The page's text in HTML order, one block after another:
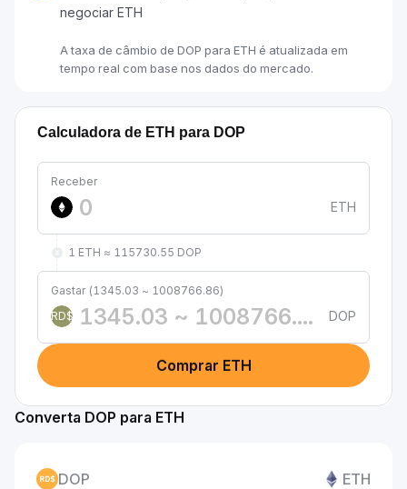
negociar ETH
A taxa de câmbio de DOP para ETH é atualizada em
tempo real com base nos dados do mercado.
Calculadora de ETH para DOP
Receber
ETH
1 ETH ≈ 115730.55 DOP
Gastar (1345.03 ~ 1008766.86)
RD$
DOP
Comprar ETH
Converta DOP para ETH
DOP ETH